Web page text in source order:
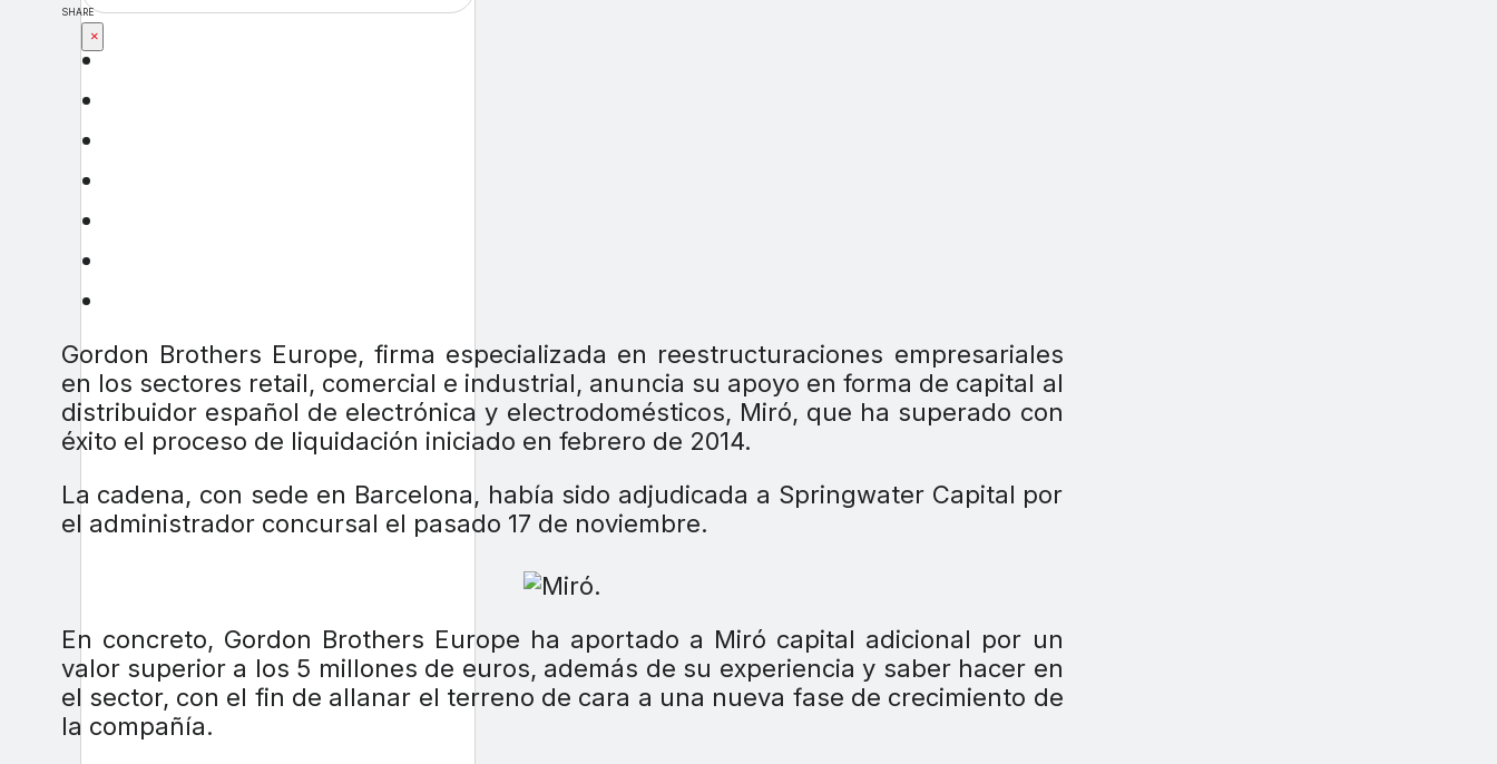
×
SHARE
Gordon Brothers Europe, firma especializada en reestructuraciones empresariales
en los sectores retail, comercial e industrial, anuncia su apoyo en forma de capital al
distribuidor español de electrónica y electrodomésticos, Miró, que ha superado con
éxito el proceso de liquidación iniciado en febrero de 2014.
La cadena, con sede en Barcelona, había sido adjudicada a Springwater Capital por
el administrador concursal el pasado 17 de noviembre.
En concreto, Gordon Brothers Europe ha aportado a Miró capital adicional por un
valor superior a los 5 millones de euros, además de su experiencia y saber hacer en
el sector, con el fin de allanar el terreno de cara a una nueva fase de crecimiento de
la compañía.